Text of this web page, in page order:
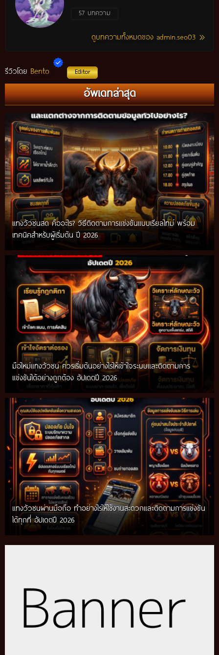
57 บทความ
ดูบทความทั้งหมดของ admin.seo03
รีวิวโดย Bento Editor
อัพเดทล่าสุด
แทงวัวชนสด คืออะไร? วิธีติดตามการแข่งขันแบบเรียลไทม์ พร้อม
เทคนิคสำหรับผู้เริ่มต้น ปี 2026
มือใหม่แทงวัวชน ควรเริ่มต้นอย่างไรให้เข้าใจระบบและติดตามการ
แข่งขันได้อย่างถูกต้อง อัปเดตปี 2026
แทงวัวชนผ่านมือถือ ทำอย่างไรให้ใช้งานสะดวกและติดตามการแข่งขัน
ได้ทุกที่ อัปเดตปี 2026